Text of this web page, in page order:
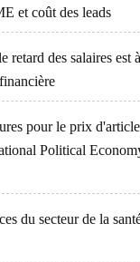
et coût des leads
retard des salaires est
pour le prix
Political
du secteur de la